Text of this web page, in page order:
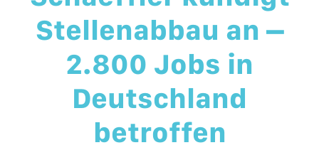
Stellenabbau an –
2.800 Jobs in
Deutschland
betroffen